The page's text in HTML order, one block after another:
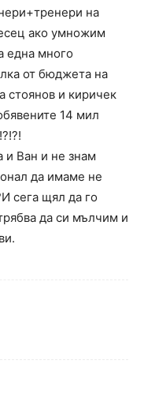
на
ако умножим
една много
от бюджета на
стоянов и киричек
14 мил
и Ван и не знам
да имаме не
сега щял да го
да си мълчим и